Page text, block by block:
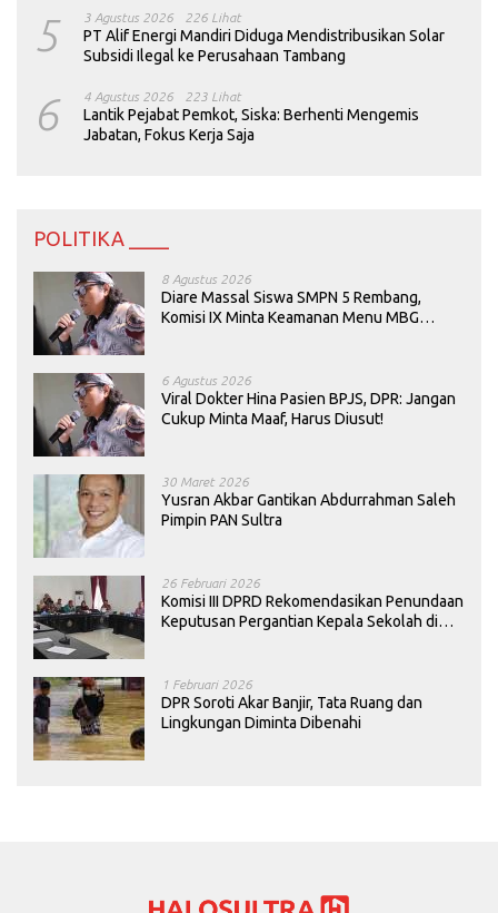
5 3 Agustus 2026 226 Lihat
PT Alif Energi Mandiri Diduga Mendistribusikan Solar
Subsidi Ilegal ke Perusahaan Tambang
6 4 Agustus 2026 223 Lihat
Lantik Pejabat Pemkot, Siska: Berhenti Mengemis
Jabatan, Fokus Kerja Saja
POLITIKA ____
8 Agustus 2026
Diare Massal Siswa SMPN 5 Rembang,
Komisi IX Minta Keamanan Menu MBG
6 Agustus 2026
Viral Dokter Hina Pasien BPJS, DPR: Jangan
Cukup Minta Maaf, Harus Diusut!
30 Maret 2026
Yusran Akbar Gantikan Abdurrahman Saleh
Pimpin PAN Sultra
26 Februari 2026
Komisi III DPRD Rekomendasikan Penundaan
Keputusan Pergantian Kepala Sekolah di
1 Februari 2026
DPR Soroti Akar Banjir, Tata Ruang dan
Lingkungan Diminta Dibenahi